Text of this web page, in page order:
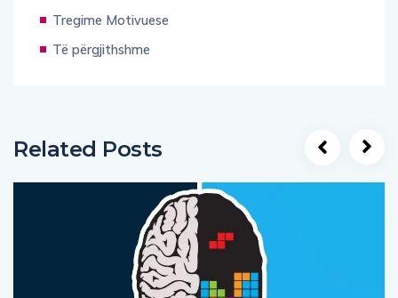
Tregime Motivuese
Të përgjithshme
Related Posts